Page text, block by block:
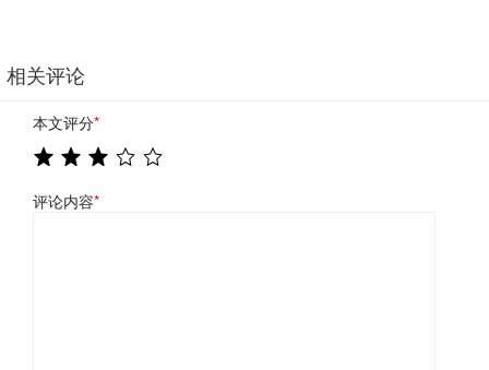
相关评论
本文评分*
评论内容*